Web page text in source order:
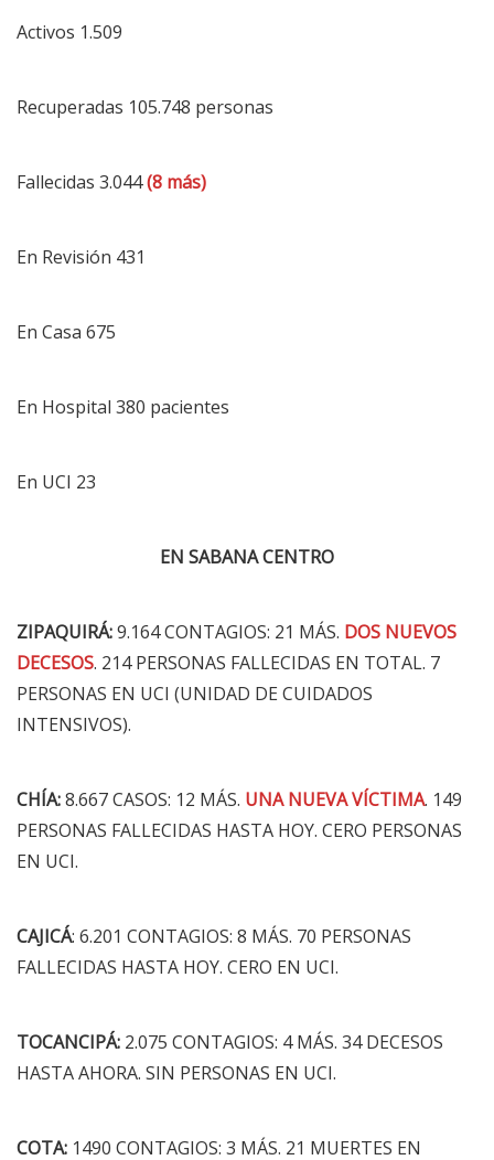
Activos 1.509
Recuperadas 105.748 personas
Fallecidas 3.044(8 más)
En Revisión 431
En Casa 675
En Hospital 380 pacientes
En UCI 23
EN SABANA CENTRO
ZIPAQUIRÁ:9.164 CONTAGIOS: 21 MÁS. DOS NUEVOS
DECESOS. 214 PERSONAS FALLECIDAS EN TOTAL. 7
PERSONAS EN UCI (UNIDAD DE CUIDADOS
INTENSIVOS).
CHÍA:8.667 CASOS: 12 MÁS. UNA NUEVA VÍCTIMA. 149
PERSONAS FALLECIDAS HASTA HOY. CERO PERSONAS
EN UCI.
CAJICÁ: 6.201 CONTAGIOS: 8 MÁS. 70 PERSONAS
FALLECIDAS HASTA HOY. CERO EN UCI.
TOCANCIPÁ: 2.075 CONTAGIOS: 4 MÁS. 34 DECESOS
HASTA AHORA. SIN PERSONAS EN UCI.
COTA: 1490 CONTAGIOS: 3 MÁS. 21 MUERTES EN